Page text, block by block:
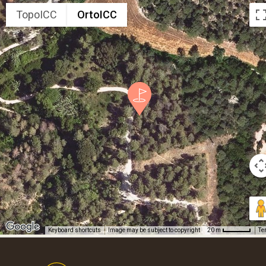
TopoICC OrtoICC
Keyboard shortcuts Image may be subject to copyright 20 m